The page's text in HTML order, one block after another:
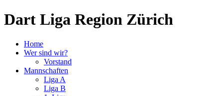
Dart Liga Region Zürich
Home
Wer sind wir?
Vorstand
Mannschaften
Liga A
Liga B